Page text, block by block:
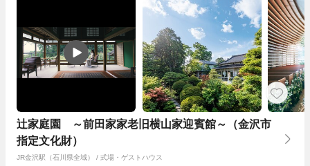
辻家庭園 ～前田家家老旧横山家迎賓館～（金沢市
指定文化財）
JR金沢駅（石川県全域） / 式場・ゲストハウス